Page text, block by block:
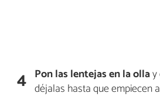
4 Pon las lentejas en la olla
déjalas hasta que empiecen